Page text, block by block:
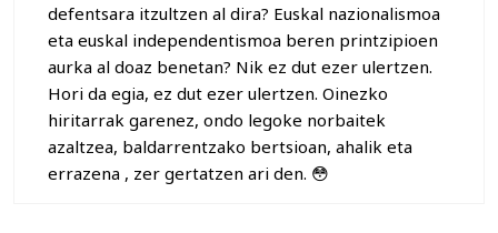
defentsara itzultzen al dira? Euskal nazionalismoa
eta euskal independentismoa beren printzipioen
aurka al doaz benetan? Nik ez dut ezer ulertzen.
Hori da egia, ez dut ezer ulertzen. Oinezko
hiritarrak garenez, ondo legoke norbaitek
azaltzea, baldarrentzako bertsioan, ahalik eta
errazena , zer gertatzen ari den. 😳